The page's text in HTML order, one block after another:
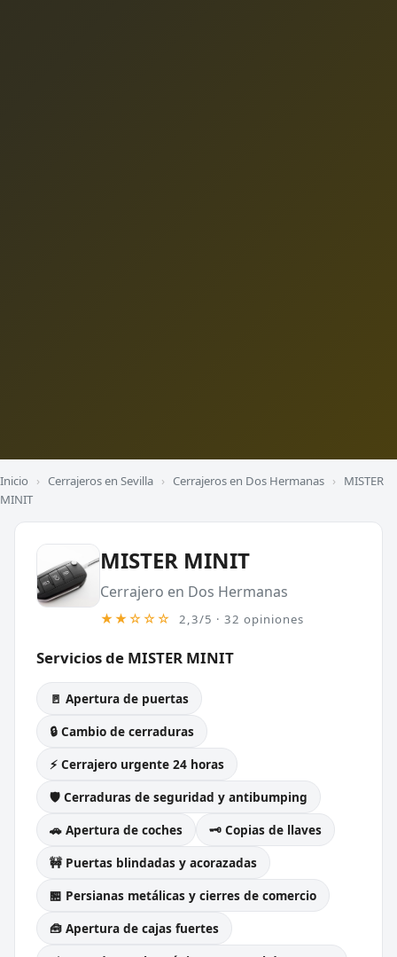
Inicio › Cerrajeros en Sevilla › Cerrajeros en Dos Hermanas › MISTER
MINIT
MISTER MINIT
Cerrajero en Dos Hermanas
★★☆☆☆ 2,3/5 · 32 opiniones
Servicios de MISTER MINIT
🚪 Apertura de puertas
🔒 Cambio de cerraduras
⚡ Cerrajero urgente 24 horas
🛡️ Cerraduras de seguridad y antibumping
🚗 Apertura de coches
🗝️ Copias de llaves
🚧 Puertas blindadas y acorazadas
🏪 Persianas metálicas y cierres de comercio
🧰 Apertura de cajas fuertes